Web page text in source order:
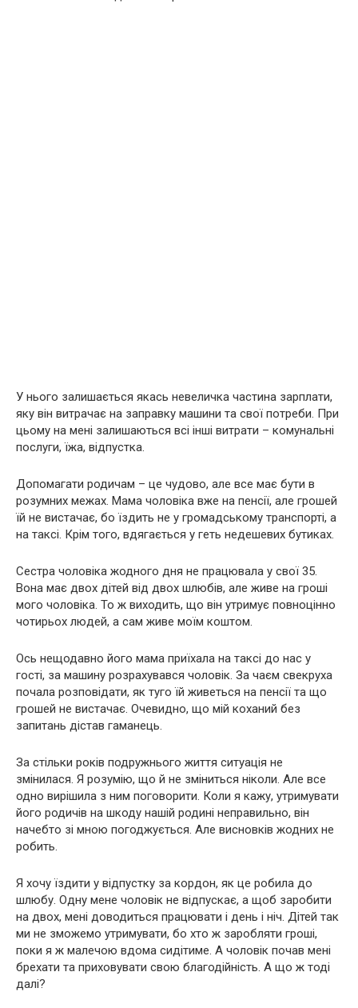
У нього залишається якась невеличка частина зарплати,
яку він витрачає на заправку машини та свої потреби. При
цьому на мені залишаються всі інші витрати – комунальні
послуги, їжа, відпустка.
Допомагати родичам – це чудово, але все має бути в
розумних межах. Мама чоловіка вже на пенсії, але грошей
їй не вистачає, бо їздить не у громадському транспорті, а
на таксі. Крім того, вдягається у геть недешевих бутиках.
Сестра чоловіка жодного дня не працювала у свої 35.
Вона має двох дітей від двох шлюбів, але живе на гроші
мого чоловіка. То ж виходить, що він утримує повноцінно
чотирьох людей, а сам живе моїм коштом.
Ось нещодавно його мама приїхала на таксі до нас у
гості, за машину розрахувався чоловік. За чаєм свекруха
почала розповідати, як туго їй живеться на пенсії та що
грошей не вистачає. Очевидно, що мій коханий без
запитань дістав гаманець.
За стільки років подружнього життя ситуація не
змінилася. Я розумію, що й не зміниться ніколи. Але все
одно вирішила з ним поговорити. Коли я кажу, утримувати
його родичів на шкоду нашій родині неправильно, він
начебто зі мною погоджується. Але висновків жодних не
робить.
Я хочу їздити у відпустку за кордон, як це робила до
шлюбу. Одну мене чоловік не відпускає, а щоб заробити
на двох, мені доводиться працювати і день і ніч. Дітей так
ми не зможемо утримувати, бо хто ж заробляти гроші,
поки я ж малечою вдома сидітиме. А чоловік почав мені
брехати та приховувати свою благодійність. А що ж тоді
далі?